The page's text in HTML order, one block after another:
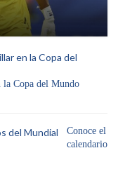
la Copa del Mundo
Conoce el
calendario